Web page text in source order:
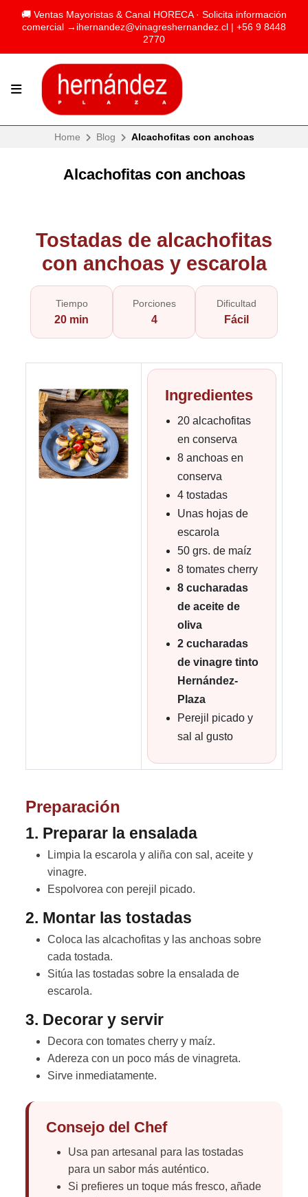
🚚 Ventas Mayoristas & Canal HORECA · Solicita información
comercial → ihernandez@vinagreshernandez.cl | +56 9 8448
2770
Home Blog Alcachofitas con anchoas
Alcachofitas con anchoas
Tostadas de alcachofitas
con anchoas y escarola
Tiempo
20 min
Porciones
4
Dificultad
Fácil
Ingredientes
20 alcachofitas
en conserva
8 anchoas en
conserva
4 tostadas
Unas hojas de
escarola
50 grs. de maíz
8 tomates cherry
8 cucharadas
de aceite de
oliva
2 cucharadas
de vinagre tinto
Hernández-
Plaza
Perejil picado y
sal al gusto
Preparación
1. Preparar la ensalada
Limpia la escarola y aliña con sal, aceite y
vinagre.
Espolvorea con perejil picado.
2. Montar las tostadas
Coloca las alcachofitas y las anchoas sobre
cada tostada.
Sitúa las tostadas sobre la ensalada de
escarola.
3. Decorar y servir
Decora con tomates cherry y maíz.
Adereza con un poco más de vinagreta.
Sirve inmediatamente.
Consejo del Chef
Usa pan artesanal para las tostadas
para un sabor más auténtico.
Si prefieres un toque más fresco, añade